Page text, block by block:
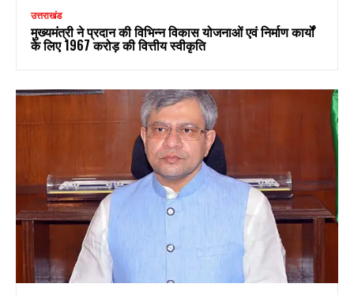
उत्तराखंड
मुख्यमंत्री ने प्रदान की विभिन्न विकास योजनाओं एवं निर्माण कार्यों
के लिए ₹1967 करोड़ की वित्तीय स्वीकृति